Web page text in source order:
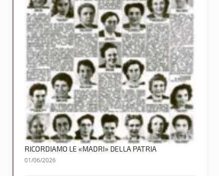
RICORDIAMO LE «MADRI» DELLA PATRIA
01/06/2026